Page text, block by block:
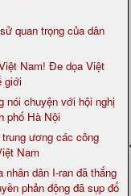
quan trọng của dân
Nam! Đe dọa Việt
giới
nói chuyện với hội nghị
phố Hà Nội
ương các công
Nam
dân I-ran đã thắng
phản động đã sụp đổ